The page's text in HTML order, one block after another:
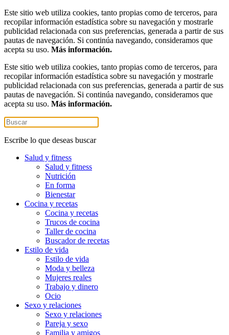
Este sitio web utiliza cookies, tanto propias como de terceros, para
recopilar información estadística sobre su navegación y mostrarle
publicidad relacionada con sus preferencias, generada a partir de sus
pautas de navegación. Si continúa navegando, consideramos que
acepta su uso. Más información.
Este sitio web utiliza cookies, tanto propias como de terceros, para
recopilar información estadística sobre su navegación y mostrarle
publicidad relacionada con sus preferencias, generada a partir de sus
pautas de navegación. Si continúa navegando, consideramos que
acepta su uso. Más información.
Escribe lo que deseas buscar
Salud y fitness
Salud y fitness
Nutrición
En forma
Bienestar
Cocina y recetas
Cocina y recetas
Trucos de cocina
Taller de cocina
Buscador de recetas
Estilo de vida
Estilo de vida
Moda y belleza
Mujeres reales
Trabajo y dinero
Ocio
Sexo y relaciones
Sexo y relaciones
Pareja y sexo
Familia y amigos